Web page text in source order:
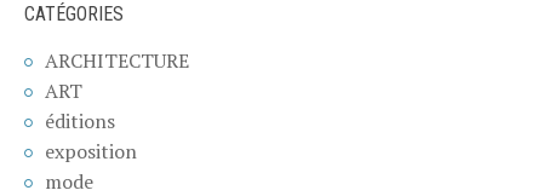
CATÉGORIES
ARCHITECTURE
ART
éditions
exposition
mode